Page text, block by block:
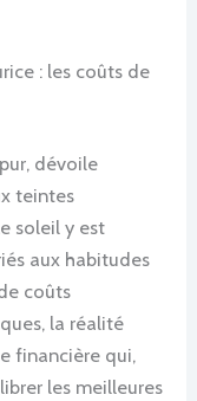
: les coûts de
dévoile
teintes
soleil y est
aux habitudes
coûts
la réalité
financière qui,
les meilleures